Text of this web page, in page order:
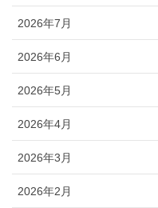
2026年7月
2026年6月
2026年5月
2026年4月
2026年3月
2026年2月